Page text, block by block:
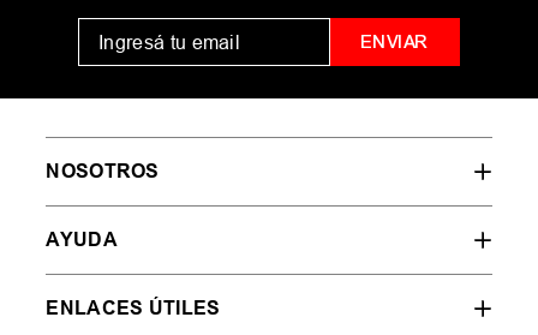
Remera Hombre Dc
Diehard
Remera Hombre Rvca
Currents